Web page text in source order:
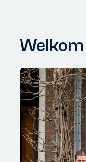
Welkom